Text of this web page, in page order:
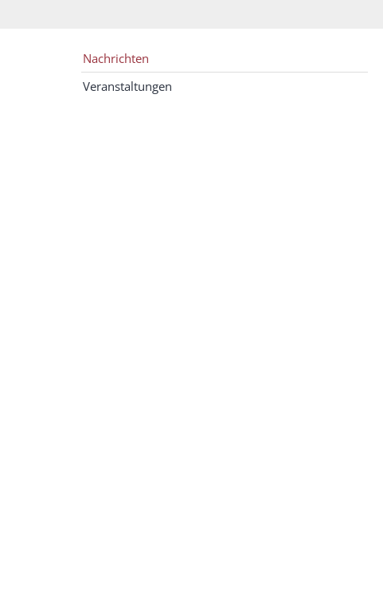
Nachrichten
Veranstaltungen